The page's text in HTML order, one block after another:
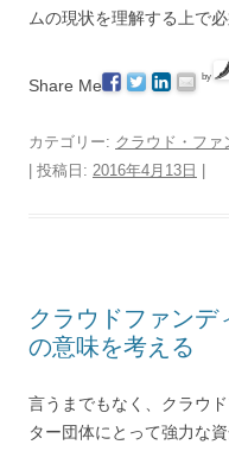
ムの現状を理解する上で
Share Me by
カテゴリー: クラウド・ファ
| 投稿日: 2016年4月13日
クラウドファンデ
の意味を考える
言うまでもなく、クラウ
ター団体にとって強力な